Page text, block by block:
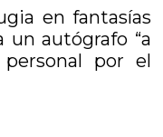
en fantasías
un autógrafo “a
por el